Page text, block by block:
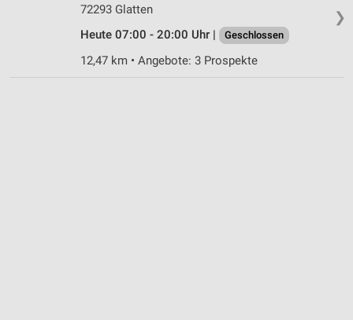
❯
72293 Glatten
Heute 07:00 - 20:00 Uhr |
Geschlossen
12,47 km • Angebote: 3 Prospekte